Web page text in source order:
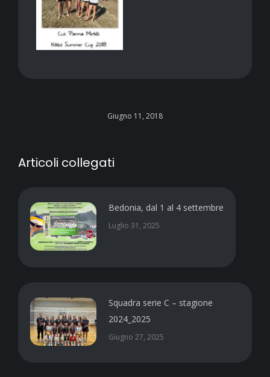
Giugno 11, 2018
Articoli collegati
Bedonia, dal 1 al 4 settembre
Luglio 31, 2025
Squadra serie C – stagione
2024_2025
Giugno 27, 2025